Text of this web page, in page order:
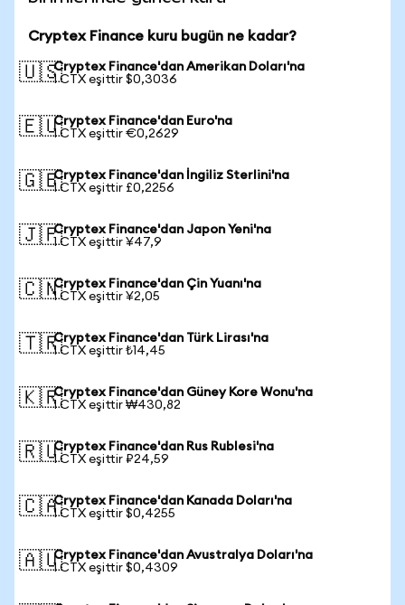
Cryptex Finance kuru bugün ne kadar?
🇺🇸Cryptex Finance'dan Amerikan Doları'na
1 CTX eşittir $0,3036
🇪🇺Cryptex Finance'dan Euro'na
1 CTX eşittir €0,2629
🇬🇧Cryptex Finance'dan İngiliz Sterlini'na
1 CTX eşittir £0,2256
🇯🇵Cryptex Finance'dan Japon Yeni'na
1 CTX eşittir ¥47,9
🇨🇳Cryptex Finance'dan Çin Yuanı'na
1 CTX eşittir ¥2,05
🇹🇷Cryptex Finance'dan Türk Lirası'na
1 CTX eşittir ₺14,45
🇰🇷Cryptex Finance'dan Güney Kore Wonu'na
1 CTX eşittir ₩430,82
🇷🇺Cryptex Finance'dan Rus Rublesi'na
1 CTX eşittir ₽24,59
🇨🇦Cryptex Finance'dan Kanada Doları'na
1 CTX eşittir $0,4255
🇦🇺Cryptex Finance'dan Avustralya Doları'na
1 CTX eşittir $0,4309